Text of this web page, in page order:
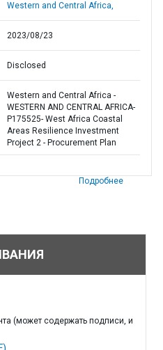
Western and Central Africa,
2023/08/23
Disclosed
Western and Central Africa -
WESTERN AND CENTRAL AFRICA-
P175525- West Africa Coastal
Areas Resilience Investment
Project 2 - Procurement Plan
Подробнее
(может содержать подписи, и